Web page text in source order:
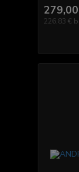
226,83 €